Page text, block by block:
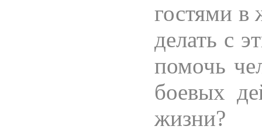
гостями в
делать с
помочь
боевых
жизни?